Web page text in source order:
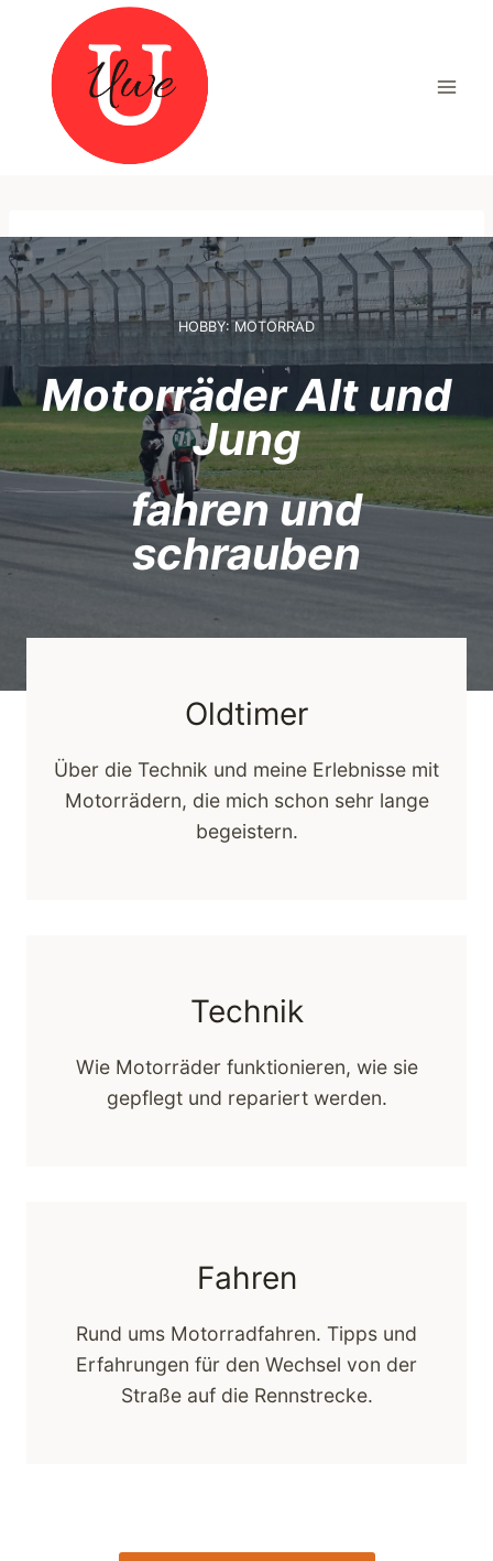
springen
HOBBY: MOTORRAD
Motorräder Alt und
Jung
fahren und
schrauben
Oldtimer
Über die Technik und meine Erlebnisse mit
Motorrädern, die mich schon sehr lange
begeistern.
Technik
Wie Motorräder funktionieren, wie sie
gepflegt und repariert werden.
Fahren
Rund ums Motorradfahren. Tipps und
Erfahrungen für den Wechsel von der
Straße auf die Rennstrecke.